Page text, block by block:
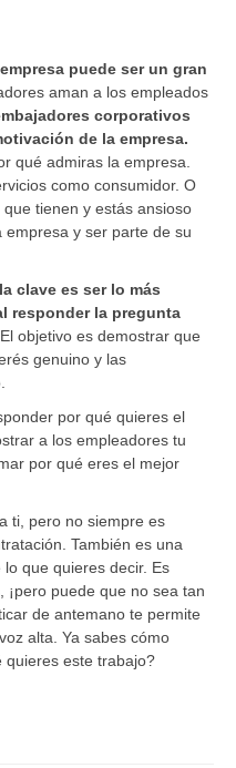
puede ser un gran
aman a los empleados
corporativos
de la empresa.
qué admiras la empresa.
como consumidor. O
tienen y estás ansioso
y ser parte de su
la clave es ser lo más
responder la pregunta
El objetivo es demostrar que
genuino y las
por qué quieres el
a los empleadores tu
por qué eres el mejor
ti, pero no siempre es
También es una
que quieres decir. Es
¡pero puede que no sea tan
de antemano te permite
alta. Ya sabes cómo
quieres este trabajo?